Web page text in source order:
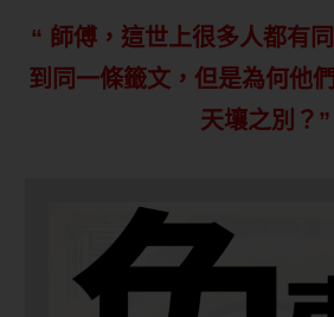
“ 師傅，這世上很多人都有
到同一條籤文，但是為何他
天壤之別？”